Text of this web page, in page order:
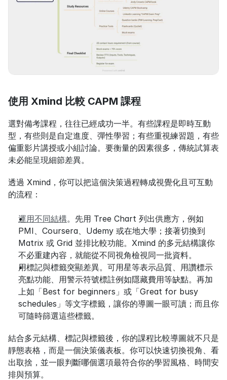
使用 Xmind 比較 CAPM 課程
選對備考課程，往往已經成功一半。有些課程是即時互動
型，有些則是自定進度、彈性學習；有些重視練習題，有些
偏重影片講授或小組討論。要衡量的因素很多，傳統試算表
未必能呈現細節差異。
透過 Xmind，你可以把這個決策過程轉成視覺化且可互動
的流程：
運用不同結構。先用 Tree Chart 列出供應方，例如
PMI、Coursera、Udemy 或在地大學；接著切換到
Matrix 或 Grid 並排比較功能。Xmind 的多元結構讓你
不必重建內容，就能從不同視角檢視同一批資料。
用標記與標籤突顯差異。可用星等表示品質、用讚標示
亮點功能、用警示符號標註例如隱藏費用等缺點。再加
上如「Best for beginners」或「Great for busy
schedules」等文字標籤，讓你的導圖一眼可讀；而且你
可隨時篩選這些標籤。
結合多元結構、標記與標籤後，你的課程比較導圖就不只是
靜態表格，而是一個決策儀表板。你可以快速切換視角、看
出取捨，並一眼判斷哪個選項最符合你的學習風格、時間安
排與預算。